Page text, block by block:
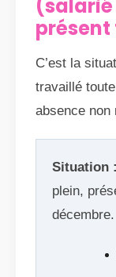
(salarié
présent
C’est la
travaillé
absence non
Situation :
plein,
décembre.